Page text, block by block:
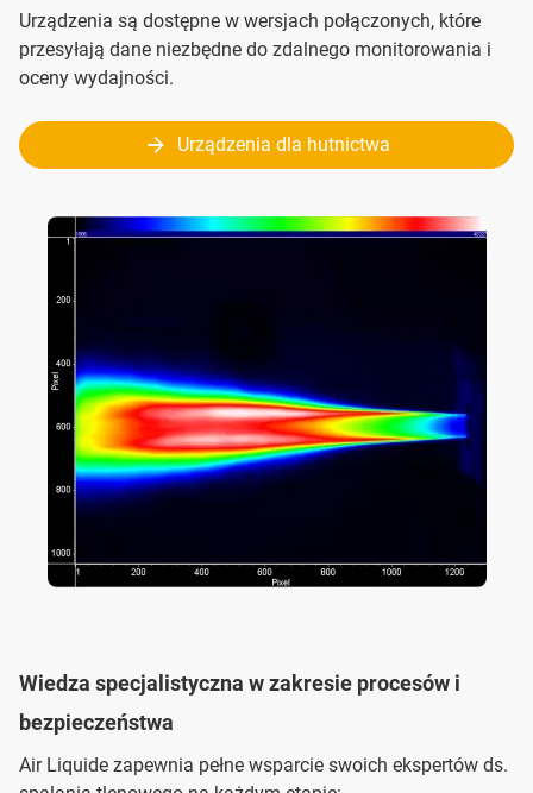
Urządzenia są dostępne w wersjach połączonych, które
przesyłają dane niezbędne do zdalnego monitorowania i
oceny wydajności.
Urządzenia dla hutnictwa
Wiedza specjalistyczna w zakresie procesów i
bezpieczeństwa
Air Liquide zapewnia pełne wsparcie swoich ekspertów ds.